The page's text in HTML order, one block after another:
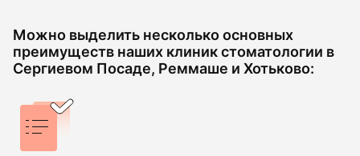
Можно выделить несколько основных
преимуществ наших клиник стоматологии в
Сергиевом Посаде, Реммаше и Хотьково: